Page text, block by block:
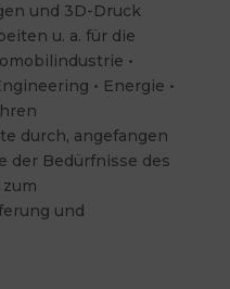
und 3D-Druck
u. a. für die
•
• Energie •
durch, angefangen
der Bedürfnisse des
und